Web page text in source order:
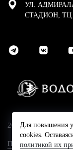
УЛ.
СТАДИОН,
2024 © Компания
Политика
Для повышения
cookies.
политикой их